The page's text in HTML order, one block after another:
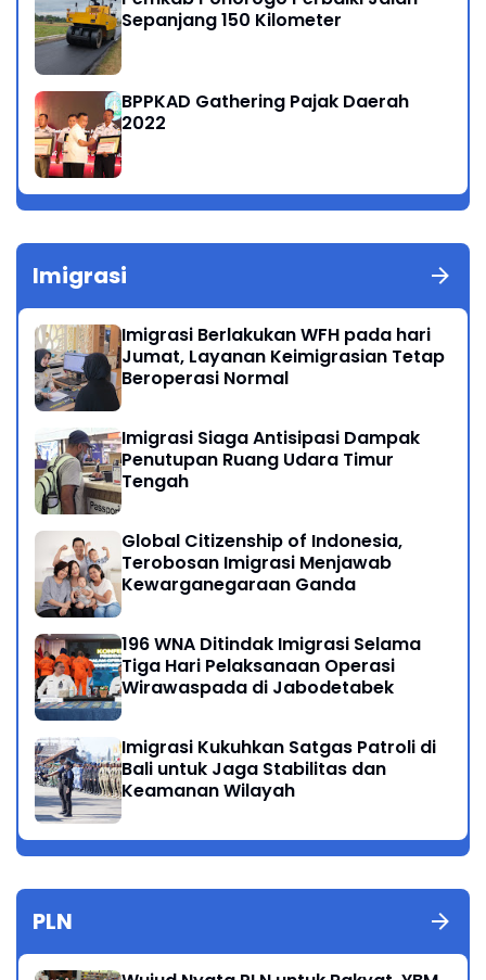
Sepanjang 150 Kilometer
BPPKAD Gathering Pajak Daerah
2022
Imigrasi
Imigrasi Berlakukan WFH pada hari
Jumat, Layanan Keimigrasian Tetap
Beroperasi Normal
Imigrasi Siaga Antisipasi Dampak
Penutupan Ruang Udara Timur
Tengah
Global Citizenship of Indonesia,
Terobosan Imigrasi Menjawab
Kewarganegaraan Ganda
196 WNA Ditindak Imigrasi Selama
Tiga Hari Pelaksanaan Operasi
Wirawaspada di Jabodetabek
Imigrasi Kukuhkan Satgas Patroli di
Bali untuk Jaga Stabilitas dan
Keamanan Wilayah
PLN